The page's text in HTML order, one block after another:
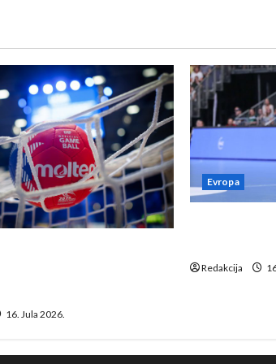
16. Jula 2026.
Evropa
Redakcija